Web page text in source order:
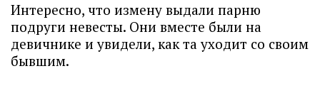
Интересно, что измену выдали парню
подруги невесты. Они вместе были на
девичнике и увидели, как та уходит со своим
бывшим.